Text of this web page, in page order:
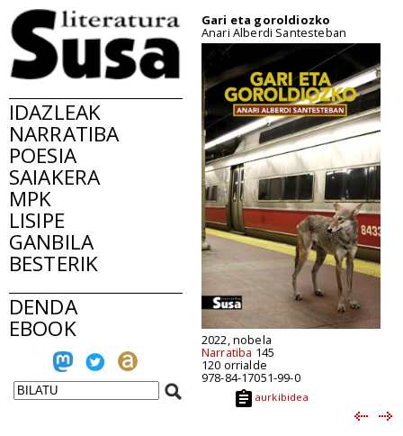
IDAZLEAK
NARRATIBA
POESIA
SAIAKERA
MPK
LISIPE
GANBILA
BESTERIK
DENDA
EBOOK
Gari eta goroldiozko
Anari Alberdi Santesteban
2022, nobela
Narratiba 145
120 orrialde
978-84-17051-99-0
aurkibidea